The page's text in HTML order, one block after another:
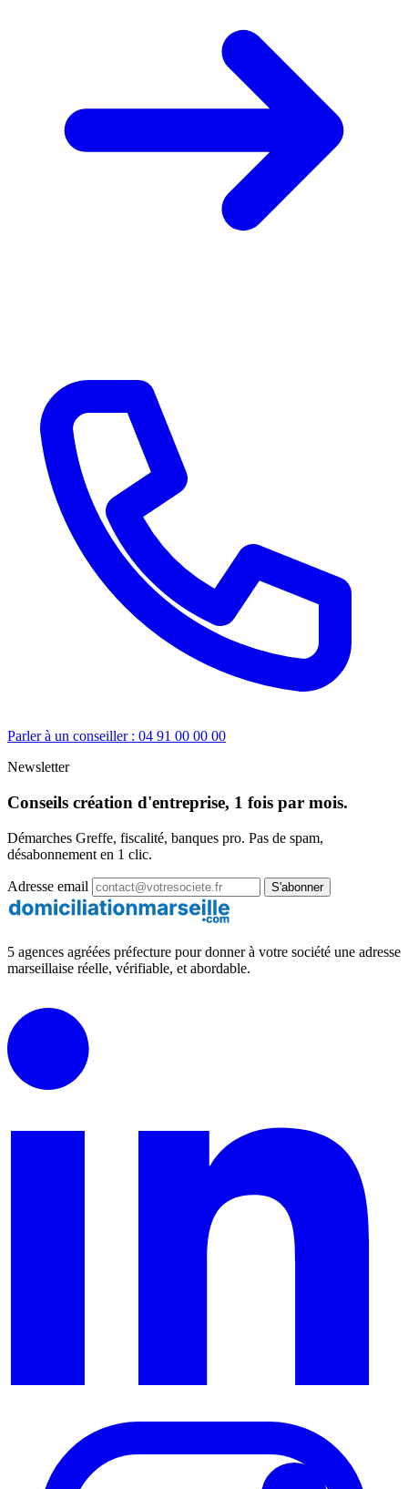
Parler à un conseiller : 04 91 00 00 00
Newsletter
Conseils création d'entreprise, 1 fois par mois.
Démarches Greffe, fiscalité, banques pro. Pas de spam,
désabonnement en 1 clic.
Adresse email S'abonner
5 agences agréées préfecture pour donner à votre société une adresse
marseillaise réelle, vérifiable, et abordable.